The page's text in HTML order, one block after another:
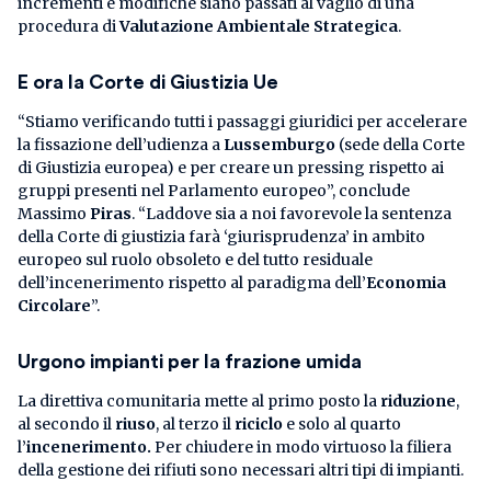
procedura diValutazione Ambientale Strategica.
E ora la Corte di Giustizia Ue
“Stiamo verificando tutti i passaggi giuridici per accelerare
la fissazione dell’udienza a Lussemburgo (sede della Corte
di Giustizia europea) e per creare un pressing rispetto ai
gruppi presenti nel Parlamento europeo”, conclude
Massimo Piras. “Laddove sia a noi favorevole la sentenza
della Corte di giustizia farà ‘giurisprudenza’ in ambito
europeo sul ruolo obsoleto e del tutto residuale
dell’incenerimento rispetto al paradigma dell’Economia
Circolare”.
Urgono impianti per la frazione umida
La direttiva comunitaria mette al primo posto la riduzione,
al secondo il riuso, al terzo il riciclo e solo al quarto
l’incenerimento. Per chiudere in modo virtuoso la filiera
della gestione dei rifiuti sono necessari altri tipi di impianti.